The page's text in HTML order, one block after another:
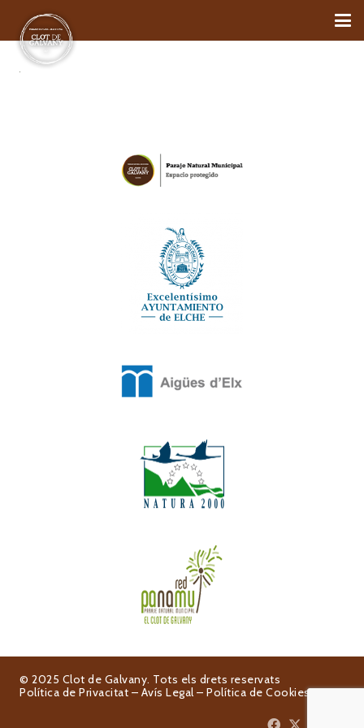
© 2025 Clot de Galvany. Tots els drets reservats
Política de Privacitat – Avís Legal – Política de Cookies